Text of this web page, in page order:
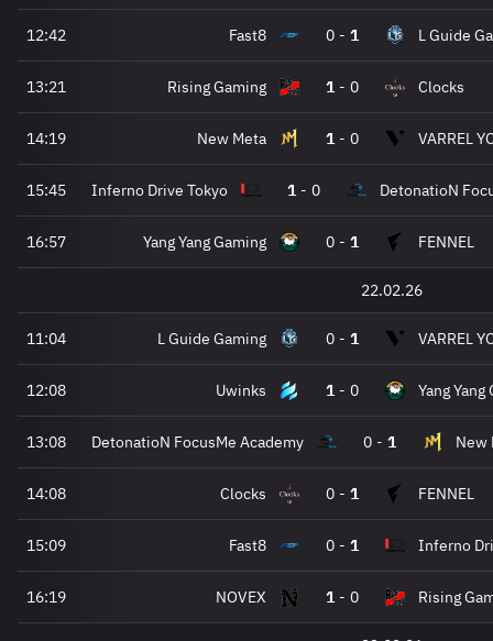
12:42 Fast8 0 - 1 L Guide
13:21 Rising Gaming 1 - 0 Clocks
14:19 New Meta 1 - 0 VARREL
15:45 Inferno Drive Tokyo 1 - 0 DetonatioN
16:57 Yang Yang Gaming 0 - 1 FENNEL
22.02.26
11:04 L Guide Gaming 0 - 1 VARREL
12:08 Uwinks 1 - 0 Yang Yang
13:08 DetonatioN FocusMe Academy 0 - 1 New
14:08 Clocks 0 - 1 FENNEL
15:09 Fast8 0 - 1 Inferno
16:19 NOVEX 1 - 0 Rising